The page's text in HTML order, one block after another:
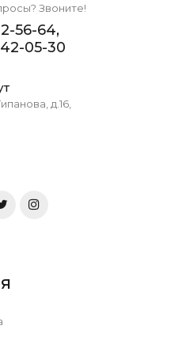
Звоните!
56-64,
05-30
д.16,